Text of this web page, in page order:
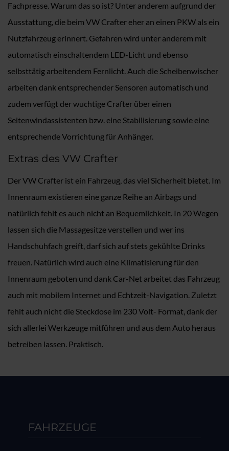
Fachpresse. Warum das so ist? Unter anderem aufgrund der
Ausstattung, die beim VW Crafter eher an einen PKW als ein
Nutzfahrzeug erinnert. Gefahren wird unter anderem mit
automatisch einschaltendem LED-Licht und ebenso
selbsttätig arbeitendem Fernlicht. Auch die Scheibenwischer
arbeiten dank entsprechender Sensoren automatisch und
zudem verfügt der wuchtige Crafter über einen
Seitenwindassistenten bzw. eine Stabilisierung sowie eine
entsprechende Vorrichtung für Anhänger.
Extras des VW Crafter
Der VW Crafter ist ein Fahrzeug, das viel Sicherheit bietet. Im
Innenraum existieren eine ganze Reihe an Airbags und
natürlich fehlt es auch nicht an Bequemlichkeit. In 20 Wegen
lassen sich die Massagesitze verstellen und wer ins
Handschuhfach greift, darf sich auf stets gekühlte Drinks
freuen. Natürlich wird auch eine Klimatisierung für den
Innenraum geboten und dank Car-Net arbeitet das Fahrzeug
auch mit mobilem Internet und Echtzeit-Navigation. Zuletzt
fehlt auch nicht die Steckdose im 230 Volt- Format, dank der
sich allerlei Werkzeuge mitführen und aus dem Auto heraus
betreiben lassen. Praktisch.
FAHRZEUGE